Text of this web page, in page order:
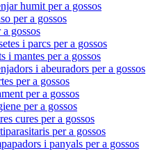
humit per a gossos
per a gossos
a gossos
i parcs per a gossos
i mantes per a gossos
i abeuradors per a gossos
per a gossos
per a gossos
per a gossos
cures per a gossos
per a gossos
i panyals per a gossos